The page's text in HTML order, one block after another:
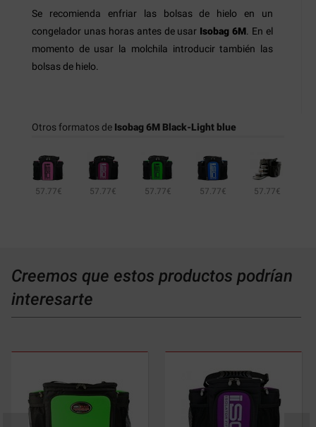
Se recomienda enfriar las bolsas de hielo en un
congelador unas horas antes de usar Isobag 6M . En el
momento de usar la molchila introducir también las
bolsas de hielo.
Otros formatos de Isobag 6M Black-Light blue
57.77€ 57.77€ 57.77€ 57.77€ 57.77€
Creemos que estos productos podrían
interesarte